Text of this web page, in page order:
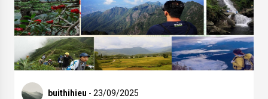
buithihieu - 23/09/2025